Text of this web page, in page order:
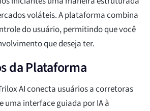
voláteis. A plataforma combina
do usuário, permitindo que você
que deseja ter.
da Plataforma
AI conecta usuários a corretoras
uma interface guiada por IA à